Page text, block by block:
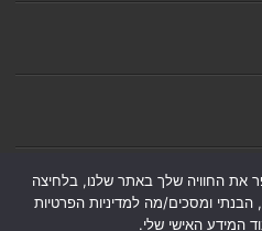
את החוויה שלך באתר שלנו, בלחיצה
ומסכים/מה למדיניות הפרטיות
המידע האישי שלי.